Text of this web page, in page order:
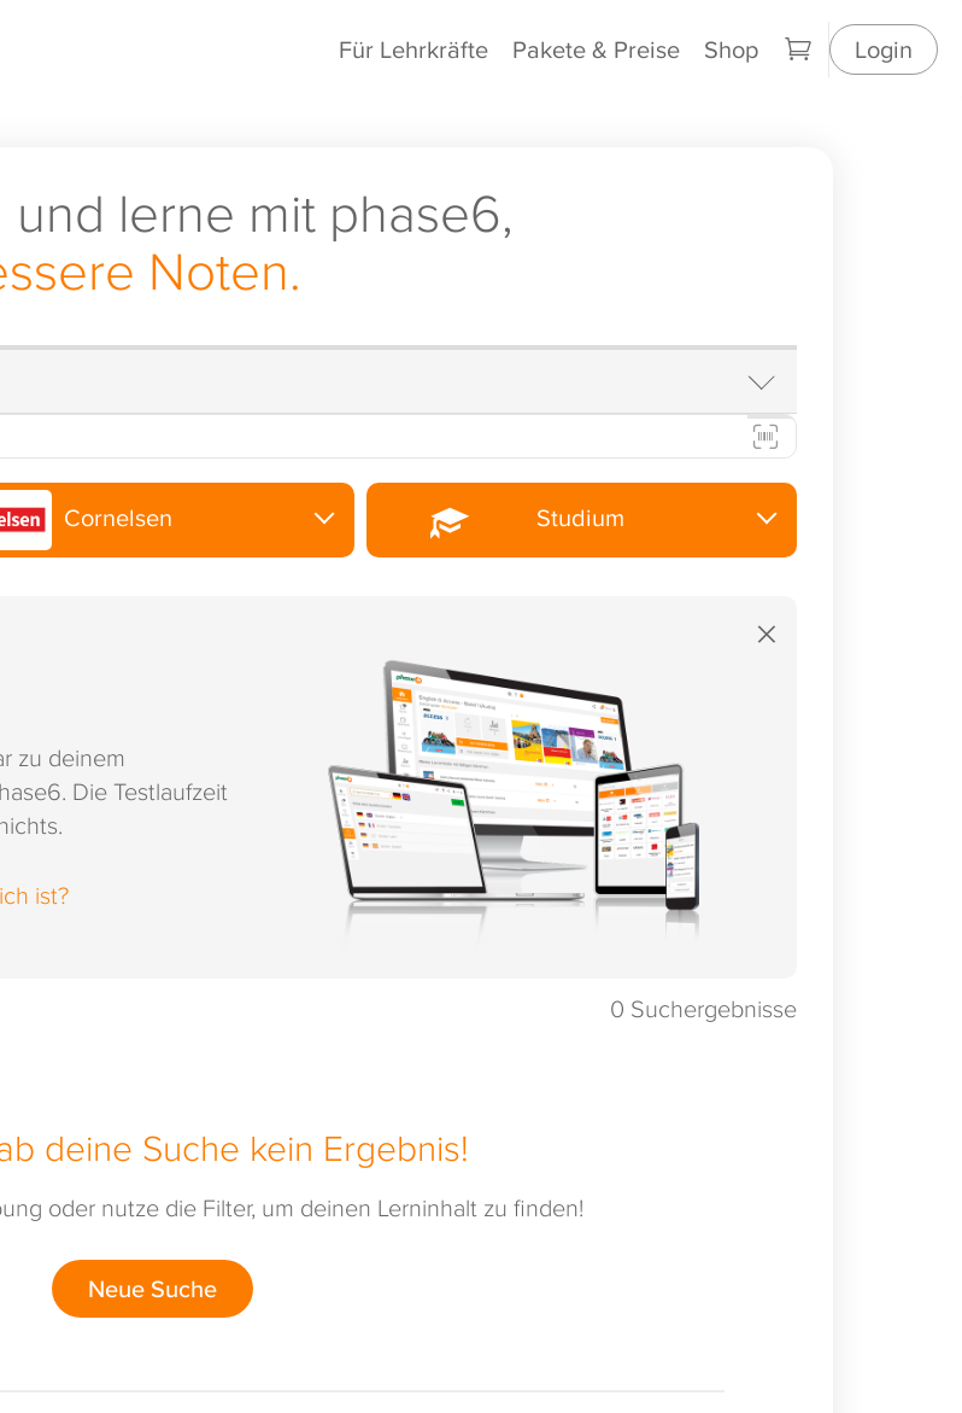
Für Lehrkräfte Pakete & Preise Shop Login
lerne mit phase6,
Noten.
Cornelsen Studium
×
zu deinem
Die Testlaufzeit
ist?
0 Suchergebnisse
deine Suche kein Ergebnis!
oder nutze die Filter, um deinen Lerninhalt zu finden!
Neue Suche